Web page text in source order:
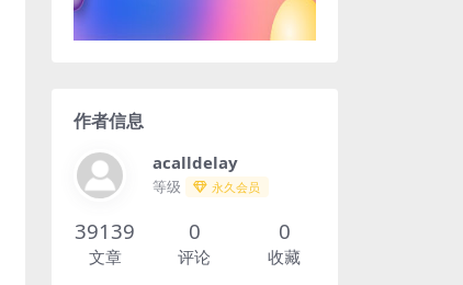
作者信息
acalldelay
等级 永久会员
39139
文章
0
评论
0
收藏